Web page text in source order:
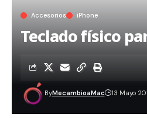
Accesorios iPhone
Teclado físico
ByMecambioaMac 13 Mayo